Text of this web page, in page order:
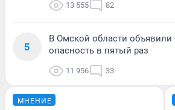
13 555 82
5
В Омской области
опасность в пятый раз
11 956 33
МНЕНИЕ